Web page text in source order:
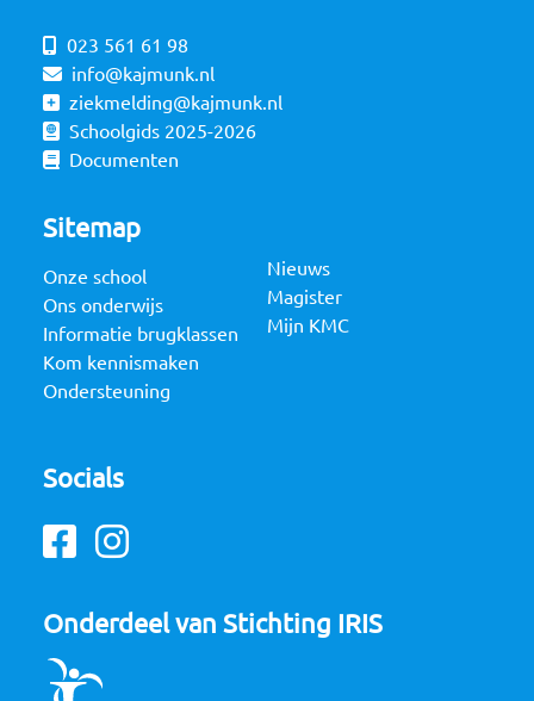
023 561 61 98
info@kajmunk.nl
ziekmelding@kajmunk.nl
Schoolgids 2025-2026
Documenten
Sitemap
Onze school
Ons onderwijs
Informatie brugklassen
Kom kennismaken
Ondersteuning
Nieuws
Magister
Mijn KMC
Socials
Facebook
Instagram
Onderdeel van Stichting IRIS